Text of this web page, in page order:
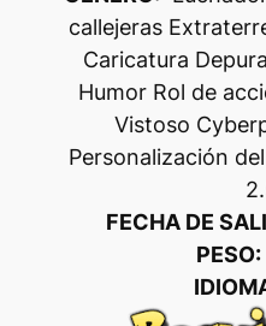
callejeras
Caricatura
Humor Rol de
Vistoso
Personalización
FECHA DE
PESO: